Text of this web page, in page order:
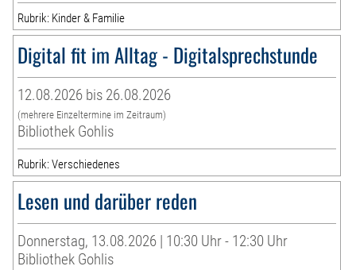
Rubrik: Kinder & Familie
Digital fit im Alltag - Digitalsprechstunde
12.08.2026 bis 26.08.2026
(mehrere Einzeltermine im Zeitraum)
Bibliothek Gohlis
Rubrik: Verschiedenes
Lesen und darüber reden
Donnerstag, 13.08.2026 | 10:30 Uhr - 12:30 Uhr
Bibliothek Gohlis